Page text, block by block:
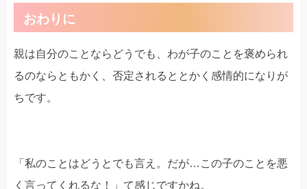
おわりに
親は自分のことならどうでも、わが子のことを褒められ
るのならともかく、否定されるととかく感情的になりが
ちです。
「私のことはどうとでも言え。だが…この子のことを悪
く言ってくれるな！」て感じですかね。